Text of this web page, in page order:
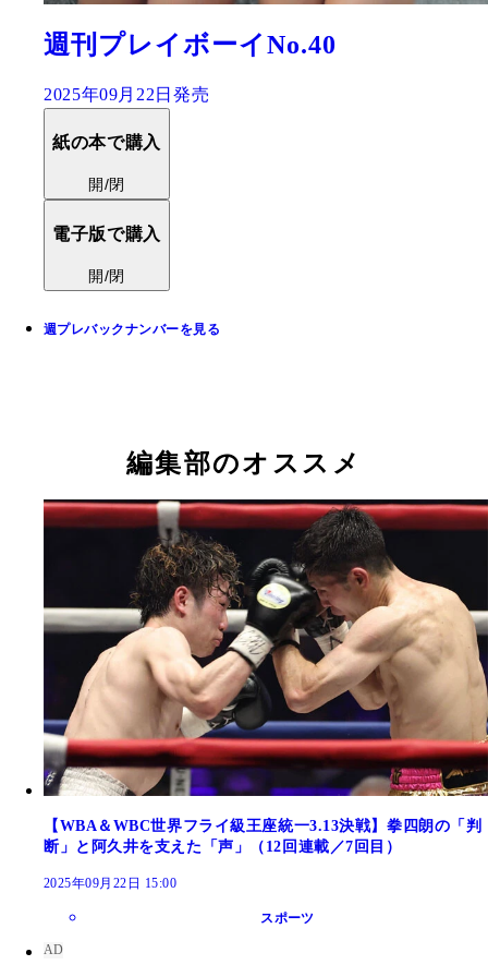
週刊プレイボーイNo.40
2025年09月22日発売
紙の本で購入
開/閉
電子版で購入
開/閉
週プレバックナンバーを見る
編集部のオススメ
【WBA＆WBC世界フライ級王座統一3.13決戦】拳四朗の「判
断」と阿久井を支えた「声」（12回連載／7回目）
2025年09月22日 15:00
スポーツ